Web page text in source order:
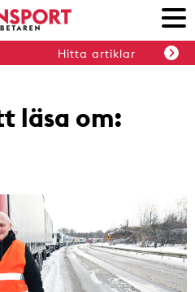
Hitta artiklar
läsa om: